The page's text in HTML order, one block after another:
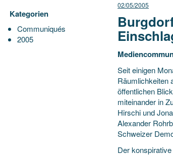
Kategorien
Communiqués
2005
02/05/2005
Seit einigen
Räumlichkeiten
öffentlichen
miteinander in
Hirschi und
Alexander
Schweizer
Der